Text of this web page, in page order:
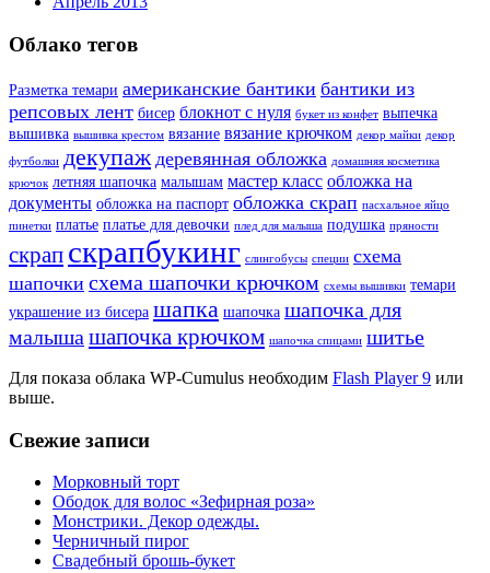
Облако тегов
Разметка темари американские бантики бантики из
репсовых лент бисер блокнот с нуля букет из конфет выпечка
вышивка вышивка крестом вязание вязание крючком декор майки декор
футболки декупаж деревянная обложка домашняя косметика
крючок летняя шапочка малышам мастер класс обложка на
документы обложка на паспорт обложка скрап пасхальное яйцо
пинетки платье платье для девочки плед для малыша подушка пряности
скрап скрапбукинг слингобусы специи схема
шапочки схема шапочки крючком схемы вышивки темари
украшение из бисера шапка шапочка шапочка для
малыша шапочка крючком шапочка спицами шитье
Для показа облака WP-Cumulus необходим Flash Player 9 или
выше.
Свежие записи
Морковный торт
Ободок для волос «Зефирная роза»
Монстрики. Декор одежды.
Черничный пирог
Свадебный брошь-букет